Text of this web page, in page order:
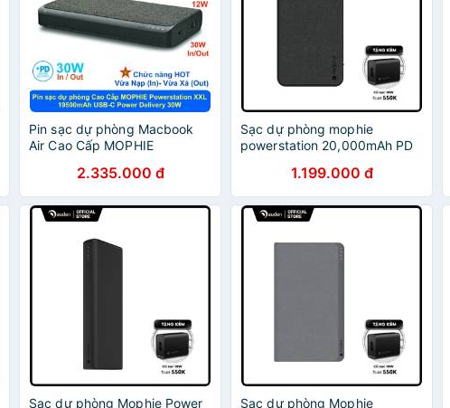
Pin sạc dự phòng Macbook
Air Cao Cấp MOPHIE
USBC PD 30W2.335.000 đ
Sạc dự phòng mophie
powerstation 20,000mAh PD
1.199.000 đ
Sạc dự phòng Mophie Power
Sạc dự phòng Mophie